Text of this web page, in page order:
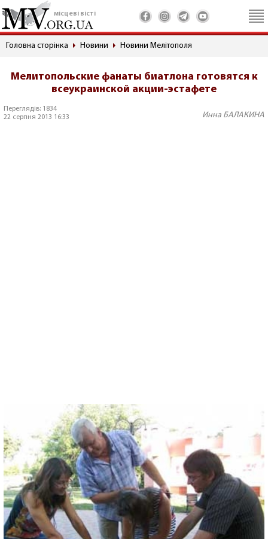
місцеві вісті
Головна сторінка Новини Новини Мелітополя
Мелитопольские фанаты биатлона готовятся к
всеукраинской акции-эстафете
Переглядів: 1834
22 серпня 2013 16:33
Инна БАЛАКИНА